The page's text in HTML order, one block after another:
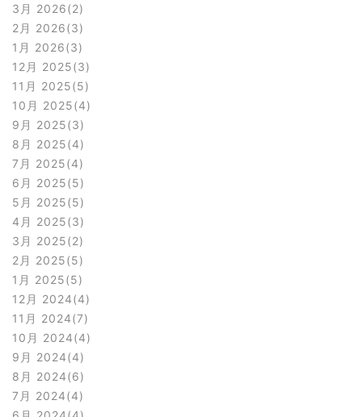
3月 2026 2
2月 2026 3
1月 2026 3
12月 2025 3
11月 2025 5
10月 2025 4
9月 2025 3
8月 2025 4
7月 2025 4
6月 2025 5
5月 2025 5
4月 2025 3
3月 2025 2
2月 2025 5
1月 2025 5
12月 2024 4
11月 2024 7
10月 2024 4
9月 2024 4
8月 2024 6
7月 2024 4